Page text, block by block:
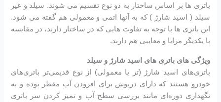
باتری ها بر اساس ساختار به دو نوع تقسیم می شوند. سیلد و غیر
سیلد ( اسید شارژ ) که به آنها اتمی و معمولی هم گفته می شود.
این باتری ها با توجه به تفاوت هایی که در ساختار دارند، در مقایسه
با یکدیگر مزایا و معایبی هم دارند.
ویژگی های باتری های اسید شارژ و سیلد
باتری‌های اسید شارژ (تر یا معمولی) از نوع قدیمی‌تر باتری‌های
خودرو هستند که دارای درپوش برای افزودن آب مقطر بوده و به
نگهداری دوره‌ای مانند بررسی سطح آب و تمیز کردن سر باتری